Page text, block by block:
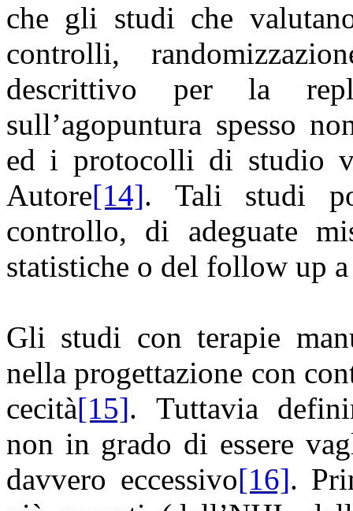
che gli studi che
controlli,
descrittivo per la
sull’agopuntura spesso
ed i protocolli di studio
Autore[14]. Tali studi
controllo, di adeguate
statistiche o del follow up
Gli studi con terapie
nella progettazione con
cecità[15]. Tuttavia
non in grado di essere
davvero eccessivo[16].